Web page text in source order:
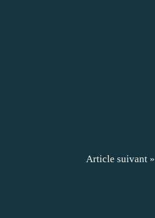
Article suivant »